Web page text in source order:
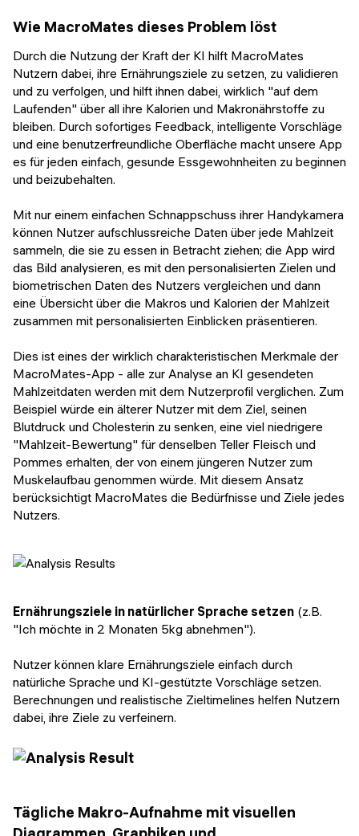
Wie MacroMates dieses Problem löst
Durch die Nutzung der Kraft der KI hilft MacroMates
Nutzern dabei, ihre Ernährungsziele zu setzen, zu validieren
und zu verfolgen, und hilft ihnen dabei, wirklich "auf dem
Laufenden" über all ihre Kalorien und Makronährstoffe zu
bleiben. Durch sofortiges Feedback, intelligente Vorschläge
und eine benutzerfreundliche Oberfläche macht unsere App
es für jeden einfach, gesunde Essgewohnheiten zu beginnen
und beizubehalten.
Mit nur einem einfachen Schnappschuss ihrer Handykamera
können Nutzer aufschlussreiche Daten über jede Mahlzeit
sammeln, die sie zu essen in Betracht ziehen; die App wird
das Bild analysieren, es mit den personalisierten Zielen und
biometrischen Daten des Nutzers vergleichen und dann
eine Übersicht über die Makros und Kalorien der Mahlzeit
zusammen mit personalisierten Einblicken präsentieren.
Dies ist eines der wirklich charakteristischen Merkmale der
MacroMates-App - alle zur Analyse an KI gesendeten
Mahlzeitdaten werden mit dem Nutzerprofil verglichen. Zum
Beispiel würde ein älterer Nutzer mit dem Ziel, seinen
Blutdruck und Cholesterin zu senken, eine viel niedrigere
"Mahlzeit-Bewertung" für denselben Teller Fleisch und
Pommes erhalten, der von einem jüngeren Nutzer zum
Muskelaufbau genommen würde. Mit diesem Ansatz
berücksichtigt MacroMates die Bedürfnisse und Ziele jedes
Nutzers.
Ernährungsziele in natürlicher Sprache setzen (z.B.
"Ich möchte in 2 Monaten 5kg abnehmen").
Nutzer können klare Ernährungsziele einfach durch
natürliche Sprache und KI-gestützte Vorschläge setzen.
Berechnungen und realistische Zieltimelines helfen Nutzern
dabei, ihre Ziele zu verfeinern.
Tägliche Makro-Aufnahme mit visuellen